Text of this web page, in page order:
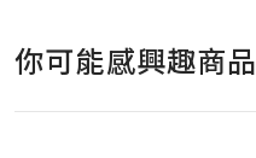
你可能感興趣商品